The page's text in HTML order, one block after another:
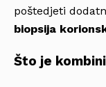
poštedjeti
biopsija
Što je